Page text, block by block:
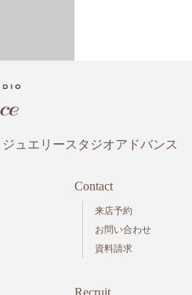
ジュエリースタジオアドバンス
Contact
来店予約
お問い合わせ
資料請求
Recruit